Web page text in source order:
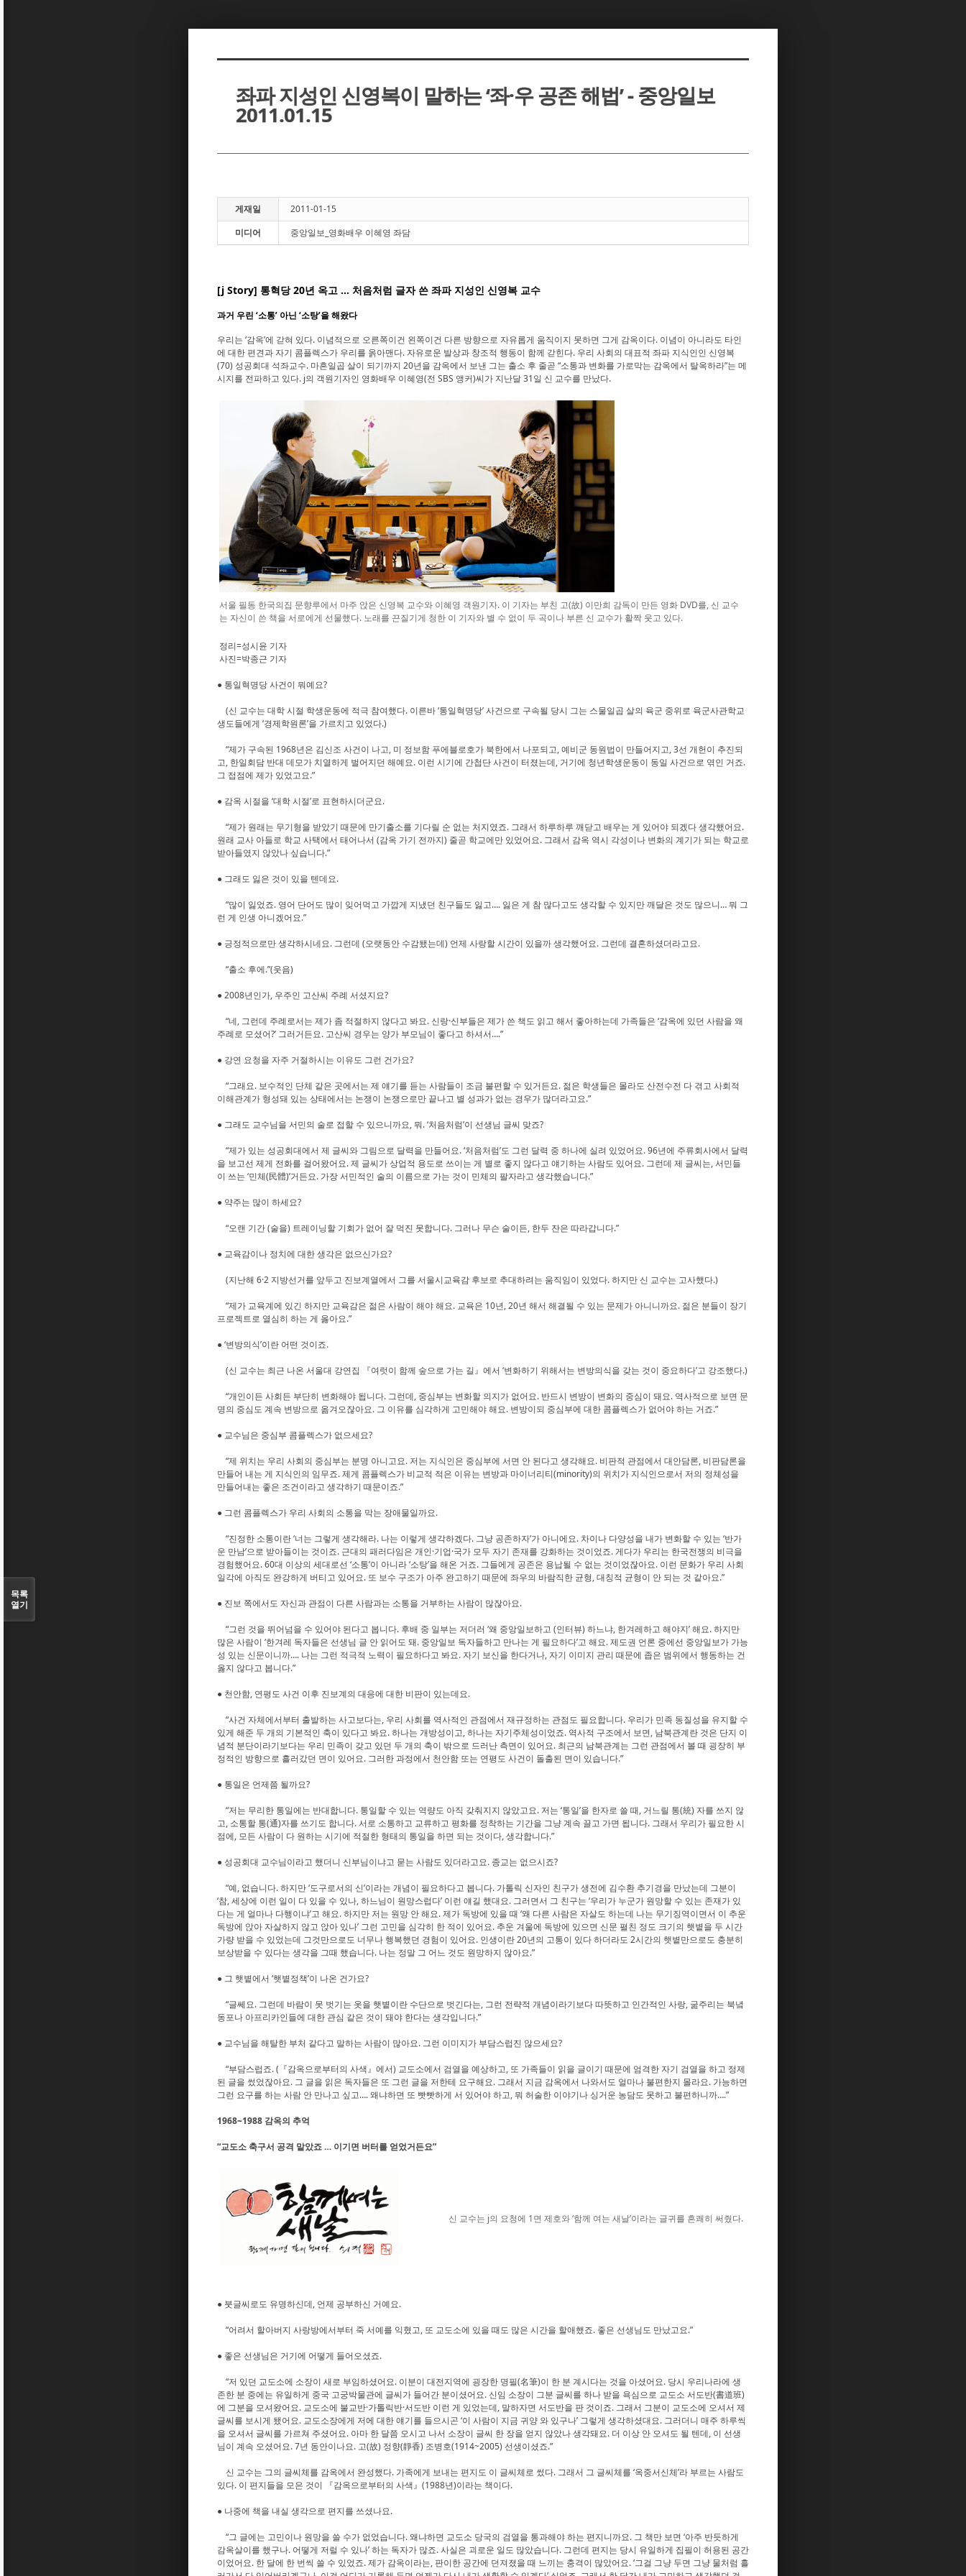
좌파 지성인 신영복이 말하는 ‘좌·우 공존 해법’ - 중앙일보
2011.01.15
게재일
2011-01-15
미디어
중앙일보_영화배우 이혜영 좌담
[j Story] 통혁당 20년 옥고 … 처음처럼 글자 쓴 좌파 지성인 신영복 교수
과거 우린 ‘소통’ 아닌 ‘소탕’을 해왔다
우리는 ‘감옥’에 갇혀 있다. 이념적으로 오른쪽이건 왼쪽이건 다른 방향으로 자유롭게 움직이지 못하면 그게 감옥이다. 이념이 아니라도 타인
에 대한 편견과 자기 콤플렉스가 우리를 옭아맨다. 자유로운 발상과 창조적 행동이 함께 갇힌다. 우리 사회의 대표적 좌파 지식인인 신영복
(70) 성공회대 석좌교수. 마흔일곱 살이 되기까지 20년을 감옥에서 보낸 그는 출소 후 줄곧 “소통과 변화를 가로막는 감옥에서 탈옥하라”는 메
시지를 전파하고 있다. j의 객원기자인 영화배우 이혜영(전 SBS 앵커)씨가 지난달 31일 신 교수를 만났다.
서울 필동 한국의집 문향루에서 마주 앉은 신영복 교수와 이혜영 객원기자. 이 기자는 부친 고(故) 이만희 감독이 만든 영화 DVD를, 신 교수
는 자신이 쓴 책을 서로에게 선물했다. 노래를 끈질기게 청한 이 기자와 별 수 없이 두 곡이나 부른 신 교수가 활짝 웃고 있다.
정리=성시윤 기자
사진=박종근 기자
● 통일혁명당 사건이 뭐예요?
(신 교수는 대학 시절 학생운동에 적극 참여했다. 이른바 ‘통일혁명당’ 사건으로 구속될 당시 그는 스물일곱 살의 육군 중위로 육군사관학교
생도들에게 ‘경제학원론’을 가르치고 있었다.)
“제가 구속된 1968년은 김신조 사건이 나고, 미 정보함 푸에블로호가 북한에서 나포되고, 예비군 동원법이 만들어지고, 3선 개헌이 추진되
고, 한일회담 반대 데모가 치열하게 벌어지던 해예요. 이런 시기에 간첩단 사건이 터졌는데, 거기에 청년학생운동이 동일 사건으로 엮인 거죠.
그 접점에 제가 있었고요.”
● 감옥 시절을 ‘대학 시절’로 표현하시더군요.
“제가 원래는 무기형을 받았기 때문에 만기출소를 기다릴 순 없는 처지였죠. 그래서 하루하루 깨닫고 배우는 게 있어야 되겠다 생각했어요.
원래 교사 아들로 학교 사택에서 태어나서 (감옥 가기 전까지) 줄곧 학교에만 있었어요. 그래서 감옥 역시 각성이나 변화의 계기가 되는 학교로
받아들였지 않았나 싶습니다.”
● 그래도 잃은 것이 있을 텐데요.
“많이 잃었죠. 영어 단어도 많이 잊어먹고 가깝게 지냈던 친구들도 잃고…. 잃은 게 참 많다고도 생각할 수 있지만 깨달은 것도 많으니… 뭐 그
런 게 인생 아니겠어요.”
● 긍정적으로만 생각하시네요. 그런데 (오랫동안 수감됐는데) 언제 사랑할 시간이 있을까 생각했어요. 그런데 결혼하셨더라고요.
“출소 후에.”(웃음)
● 2008년인가, 우주인 고산씨 주례 서셨지요?
“네, 그런데 주례로서는 제가 좀 적절하지 않다고 봐요. 신랑·신부들은 제가 쓴 책도 읽고 해서 좋아하는데 가족들은 ‘감옥에 있던 사람을 왜
주례로 모셨어?’ 그러거든요. 고산씨 경우는 양가 부모님이 좋다고 하셔서….”
● 강연 요청을 자주 거절하시는 이유도 그런 건가요?
“그래요. 보수적인 단체 같은 곳에서는 제 얘기를 듣는 사람들이 조금 불편할 수 있거든요. 젊은 학생들은 몰라도 산전수전 다 겪고 사회적
이해관계가 형성돼 있는 상태에서는 논쟁이 논쟁으로만 끝나고 별 성과가 없는 경우가 많더라고요.”
● 그래도 교수님을 서민의 술로 접할 수 있으니까요, 뭐. ‘처음처럼’이 선생님 글씨 맞죠?
“제가 있는 성공회대에서 제 글씨와 그림으로 달력을 만들어요. ‘처음처럼’도 그런 달력 중 하나에 실려 있었어요. 96년에 주류회사에서 달력
을 보고선 제게 전화를 걸어왔어요. 제 글씨가 상업적 용도로 쓰이는 게 별로 좋지 않다고 얘기하는 사람도 있어요. 그런데 제 글씨는, 서민들
이 쓰는 ‘민체(民體)’거든요. 가장 서민적인 술의 이름으로 가는 것이 민체의 팔자라고 생각했습니다.”
● 약주는 많이 하세요?
“오랜 기간 (술을) 트레이닝할 기회가 없어 잘 먹진 못합니다. 그러나 무슨 술이든, 한두 잔은 따라갑니다.”
● 교육감이나 정치에 대한 생각은 없으신가요?
(지난해 6·2 지방선거를 앞두고 진보계열에서 그를 서울시교육감 후보로 추대하려는 움직임이 있었다. 하지만 신 교수는 고사했다.)
“제가 교육계에 있긴 하지만 교육감은 젊은 사람이 해야 해요. 교육은 10년, 20년 해서 해결될 수 있는 문제가 아니니까요. 젊은 분들이 장기
프로젝트로 열심히 하는 게 옳아요.”
● ‘변방의식’이란 어떤 것이죠.
(신 교수는 최근 나온 서울대 강연집 『여럿이 함께 숲으로 가는 길』에서 ‘변화하기 위해서는 변방의식을 갖는 것이 중요하다’고 강조했다.)
“개인이든 사회든 부단히 변화해야 됩니다. 그런데, 중심부는 변화할 의지가 없어요. 반드시 변방이 변화의 중심이 돼요. 역사적으로 보면 문
명의 중심도 계속 변방으로 옮겨오잖아요. 그 이유를 심각하게 고민해야 해요. 변방이되 중심부에 대한 콤플렉스가 없어야 하는 거죠.”
● 교수님은 중심부 콤플렉스가 없으세요?
“제 위치는 우리 사회의 중심부는 분명 아니고요. 저는 지식인은 중심부에 서면 안 된다고 생각해요. 비판적 관점에서 대안담론, 비판담론을
만들어 내는 게 지식인의 임무죠. 제게 콤플렉스가 비교적 적은 이유는 변방과 마이너리티(minority)의 위치가 지식인으로서 저의 정체성을
만들어내는 좋은 조건이라고 생각하기 때문이죠.”
● 그런 콤플렉스가 우리 사회의 소통을 막는 장애물일까요.
“진정한 소통이란 ‘너는 그렇게 생각해라. 나는 이렇게 생각하겠다. 그냥 공존하자’가 아니에요. 차이나 다양성을 내가 변화할 수 있는 ‘반가
운 만남’으로 받아들이는 것이죠. 근대의 패러다임은 개인·기업·국가 모두 자기 존재를 강화하는 것이었죠. 게다가 우리는 한국전쟁의 비극을
경험했어요. 60대 이상의 세대로선 ‘소통’이 아니라 ‘소탕’을 해온 거죠. 그들에게 공존은 용납될 수 없는 것이었잖아요. 이런 문화가 우리 사회
일각에 아직도 완강하게 버티고 있어요. 또 보수 구조가 아주 완고하기 때문에 좌우의 바람직한 균형, 대칭적 균형이 안 되는 것 같아요.”
● 진보 쪽에서도 자신과 관점이 다른 사람과는 소통을 거부하는 사람이 많잖아요.
“그런 것을 뛰어넘을 수 있어야 된다고 봅니다. 후배 중 일부는 저더러 ‘왜 중앙일보하고 (인터뷰) 하느냐, 한겨레하고 해야지’ 해요. 하지만
많은 사람이 ‘한겨레 독자들은 선생님 글 안 읽어도 돼. 중앙일보 독자들하고 만나는 게 필요하다’고 해요. 제도권 언론 중에선 중앙일보가 가능
성 있는 신문이니까…. 나는 그런 적극적 노력이 필요하다고 봐요. 자기 보신을 한다거나, 자기 이미지 관리 때문에 좁은 범위에서 행동하는 건
옳지 않다고 봅니다.”
● 천안함, 연평도 사건 이후 진보계의 대응에 대한 비판이 있는데요.
“사건 자체에서부터 출발하는 사고보다는, 우리 사회를 역사적인 관점에서 재규정하는 관점도 필요합니다. 우리가 민족 동질성을 유지할 수
있게 해준 두 개의 기본적인 축이 있다고 봐요. 하나는 개방성이고, 하나는 자기주체성이었죠. 역사적 구조에서 보면, 남북관계란 것은 단지 이
념적 분단이라기보다는 우리 민족이 갖고 있던 두 개의 축이 밖으로 드러난 측면이 있어요. 최근의 남북관계는 그런 관점에서 볼 때 굉장히 부
정적인 방향으로 흘러갔던 면이 있어요. 그러한 과정에서 천안함 또는 연평도 사건이 돌출된 면이 있습니다.”
● 통일은 언제쯤 될까요?
“저는 무리한 통일에는 반대합니다. 통일할 수 있는 역량도 아직 갖춰지지 않았고요. 저는 ‘통일’을 한자로 쓸 때, 거느릴 통(統) 자를 쓰지 않
고, 소통할 통(通)자를 쓰기도 합니다. 서로 소통하고 교류하고 평화를 정착하는 기간을 그냥 계속 끌고 가면 됩니다. 그래서 우리가 필요한 시
점에, 모든 사람이 다 원하는 시기에 적절한 형태의 통일을 하면 되는 것이다, 생각합니다.”
● 성공회대 교수님이라고 했더니 신부님이냐고 묻는 사람도 있더라고요. 종교는 없으시죠?
“예, 없습니다. 하지만 ‘도구로서의 신’이라는 개념이 필요하다고 봅니다. 가톨릭 신자인 친구가 생전에 김수환 추기경을 만났는데 그분이
‘참, 세상에 이런 일이 다 있을 수 있나, 하느님이 원망스럽다’ 이런 얘길 했대요. 그러면서 그 친구는 ‘우리가 누군가 원망할 수 있는 존재가 있
다는 게 얼마나 다행이냐’고 해요. 하지만 저는 원망 안 해요. 제가 독방에 있을 때 ‘왜 다른 사람은 자살도 하는데 나는 무기징역이면서 이 추운
독방에 앉아 자살하지 않고 앉아 있나’ 그런 고민을 심각히 한 적이 있어요. 추운 겨울에 독방에 있으면 신문 펼친 정도 크기의 햇볕을 두 시간
가량 받을 수 있었는데 그것만으로도 너무나 행복했던 경험이 있어요. 인생이란 20년의 고통이 있다 하더라도 2시간의 햇볕만으로도 충분히
보상받을 수 있다는 생각을 그때 했습니다. 나는 정말 그 어느 것도 원망하지 않아요.”
● 그 햇볕에서 ‘햇볕정책’이 나온 건가요?
“글쎄요. 그런데 바람이 못 벗기는 옷을 햇볕이란 수단으로 벗긴다는, 그런 전략적 개념이라기보다 따뜻하고 인간적인 사랑, 굶주리는 북녘
동포나 아프리카인들에 대한 관심 같은 것이 돼야 한다는 생각입니다.”
● 교수님을 해탈한 부처 같다고 말하는 사람이 많아요. 그런 이미지가 부담스럽진 않으세요?
“부담스럽죠. (『감옥으로부터의 사색』에서) 교도소에서 검열을 예상하고, 또 가족들이 읽을 글이기 때문에 엄격한 자기 검열을 하고 정제
된 글을 썼었잖아요. 그 글을 읽은 독자들은 또 그런 글을 저한테 요구해요. 그래서 지금 감옥에서 나와서도 얼마나 불편한지 몰라요. 가능하면
그런 요구를 하는 사람 안 만나고 싶고…. 왜냐하면 또 빳빳하게 서 있어야 하고, 뭐 허술한 이야기나 싱거운 농담도 못하고 불편하니까….”
1968~1988 감옥의 추억
“교도소 축구서 공격 맡았죠 … 이기면 버터를 얻었거든요”
신 교수는 j의 요청에 1면 제호와 ‘함께 여는 새날’이라는 글귀를 흔쾌히 써줬다.
● 붓글씨로도 유명하신데, 언제 공부하신 거예요.
“어려서 할아버지 사랑방에서부터 죽 서예를 익혔고, 또 교도소에 있을 때도 많은 시간을 할애했죠. 좋은 선생님도 만났고요.”
● 좋은 선생님은 거기에 어떻게 들어오셨죠.
“저 있던 교도소에 소장이 새로 부임하셨어요. 이분이 대전지역에 굉장한 명필(名筆)이 한 분 계시다는 것을 아셨어요. 당시 우리나라에 생
존한 분 중에는 유일하게 중국 고궁박물관에 글씨가 들어간 분이셨어요. 신임 소장이 그분 글씨를 하나 받을 욕심으로 교도소 서도반(書道班)
에 그분을 모셔왔어요. 교도소에 불교반·가톨릭반·서도반 이런 게 있었는데, 말하자면 서도반을 판 것이죠. 그래서 그분이 교도소에 오셔서 제
글씨를 보시게 됐어요. 교도소장에게 저에 대한 얘기를 들으시곤 ‘이 사람이 지금 귀양 와 있구나’ 그렇게 생각하셨대요. 그러더니 매주 하루씩
을 오셔서 글씨를 가르쳐 주셨어요. 아마 한 달쯤 오시고 나서 소장이 글씨 한 장을 얻지 않았나 생각돼요. 더 이상 안 오셔도 될 텐데, 이 선생
님이 계속 오셨어요. 7년 동안이나요. 고(故) 정향(靜香) 조병호(1914~2005) 선생이셨죠.”
신 교수는 그의 글씨체를 감옥에서 완성했다. 가족에게 보내는 편지도 이 글씨체로 썼다. 그래서 그 글씨체를 ‘옥중서신체’라 부르는 사람도
있다. 이 편지들을 모은 것이 『감옥으로부터의 사색』(1988년)이라는 책이다.
● 나중에 책을 내실 생각으로 편지를 쓰셨나요.
“그 글에는 고민이나 원망을 쓸 수가 없었습니다. 왜냐하면 교도소 당국의 검열을 통과해야 하는 편지니까요. 그 책만 보면 ‘아주 반듯하게
감옥살이를 했구나. 어떻게 저럴 수 있나’ 하는 독자가 많죠. 사실은 괴로운 일도 많았습니다. 그런데 편지는 당시 유일하게 집필이 허용된 공간
이었어요. 한 달에 한 번씩 쓸 수 있었죠. 제가 감옥이라는, 판이한 공간에 던져졌을 때 느끼는 충격이 많았어요. ‘그걸 그냥 두면 그냥 물처럼 흘
목록
열기
Sketchbook5, 스케치북5
Sketchbook5, 스케치북5
Sketchbook5, 스케치북5
Sketchbook5, 스케치북5